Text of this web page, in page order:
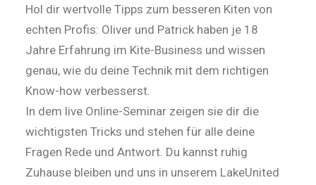
Hol dir wertvolle Tipps zum besseren Kiten von
echten Profis: Oliver und Patrick haben je 18
Jahre Erfahrung im Kite-Business und wissen
genau, wie du deine Technik mit dem richtigen
Know-how verbesserst.
In dem live Online-Seminar zeigen sie dir die
wichtigsten Tricks und stehen für alle deine
Fragen Rede und Antwort. Du kannst ruhig
Zuhause bleiben und uns in unserem LakeUnited